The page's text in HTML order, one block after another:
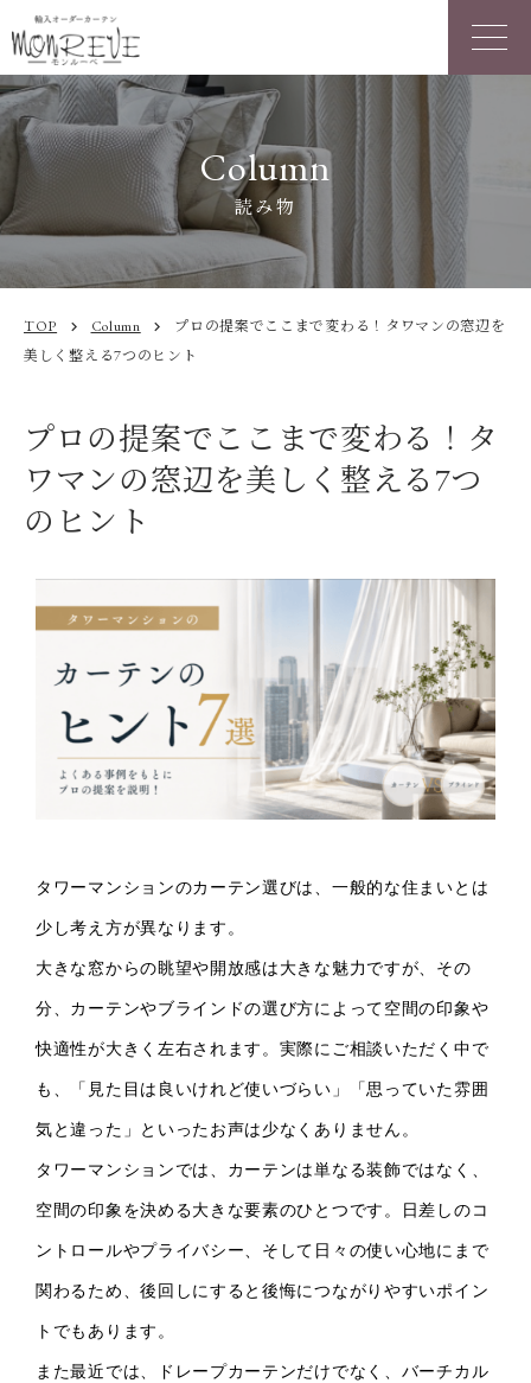
Column
読み物
TOP chevron_right Column chevron_right
プロの提案でここまで変わる！タワマンの窓辺を
美しく整える7つのヒント
プロの提案でここまで変わる！タ
ワマンの窓辺を美しく整える7つ
のヒント
タワーマンションのカーテン選びは、一般的な住まいとは
少し考え方が異なります。
大きな窓からの眺望や開放感は大きな魅力ですが、その
分、カーテンやブラインドの選び方によって空間の印象や
快適性が大きく左右されます。実際にご相談いただく中で
も、「見た目は良いけれど使いづらい」「思っていた雰囲
気と違った」といったお声は少なくありません。
タワーマンションでは、カーテンは単なる装飾ではなく、
空間の印象を決める大きな要素のひとつです。日差しのコ
ントロールやプライバシー、そして日々の使い心地にまで
関わるため、後回しにすると後悔につながりやすいポイン
トでもあります。
また最近では、ドレープカーテンだけでなく、バーチカル